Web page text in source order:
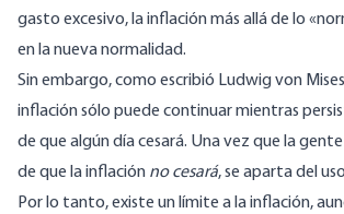
gasto excesivo, la inflación más allá de lo
en la nueva normalidad.
Sin embargo, como escribió Ludwig von Mises
inflación sólo puede continuar mientras
de que algún día cesará. Una vez que la
de que la inflación no cesará, se aparta del
Por lo tanto, existe un límite a la inflación,